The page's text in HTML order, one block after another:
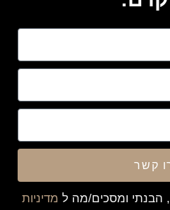
ומסכים/מה ל מדיניות
קשר